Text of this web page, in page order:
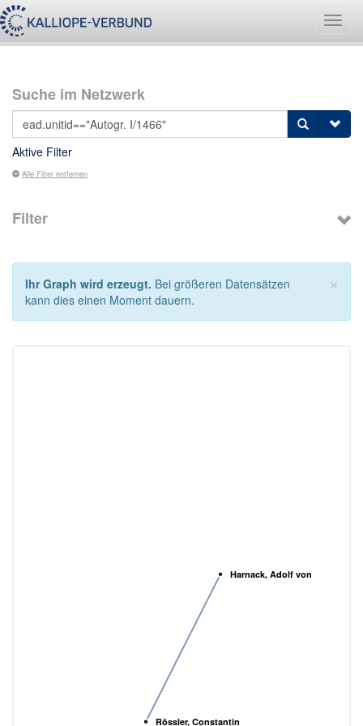
Suche im Netzwerk
Aktive Filter
Alle Filter entfernen
Filter
×
Ihr Graph wird erzeugt. Bei größeren Datensätzen
kann dies einen Moment dauern.
Rössler, Constantin
Harnack, Adolf von